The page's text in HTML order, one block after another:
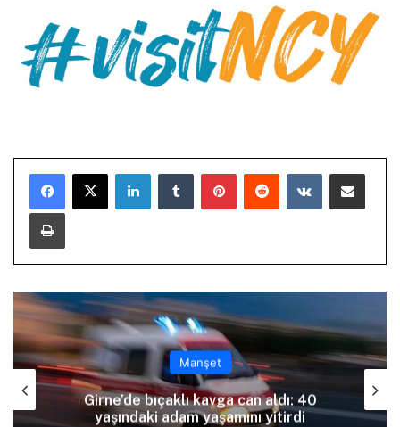
LinkedInTumblr PinterestReddit VKontakteE-Posta ile paylaş
Yazdır
Manşet
Girne’de bıçaklı kavga can aldı: 40
yaşındaki adam yaşamını yitirdi